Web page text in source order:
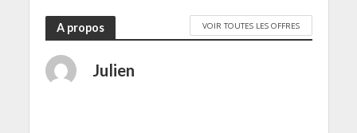
A propos VOIR TOUTES LES OFFRES
Julien